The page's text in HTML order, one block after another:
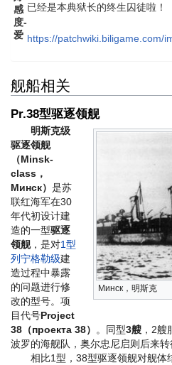
感
度-
爱
已经是本典狱长的终生囚徒啦！
https://patchwiki.biligame.com/
舰船相关
Pr.38型驱逐领舰
Минск，明斯克
明斯克级
驱逐领舰
（Minsk-
class，
Минск） 是苏
联红海军在30
年代初设计建
造的一型驱逐
领舰，是对1型
列宁格勒级建
造过程中暴露
的问题进行修
改的型号。项
目代号Project
38（проекта 38） 。同型3艘 ，2
波罗的海舰队，奥尔忠尼启则后来转
相比1型，38型驱逐领舰对舰体